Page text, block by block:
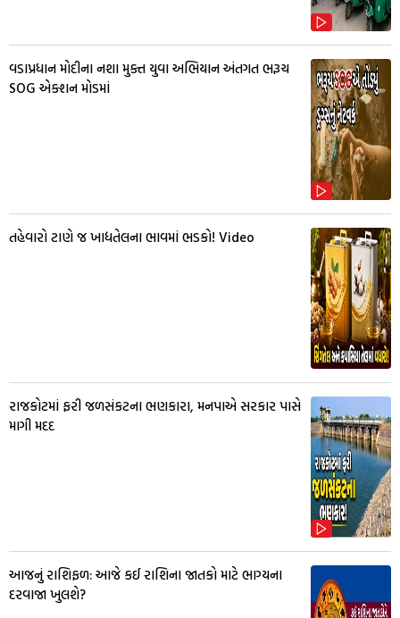
વડાપ્રધાન મોદીના નશા મુક્ત યુવા અભિયાન અંતગત ભરૂચ
SOG એક્શન મોડમાં
તહેવારો ટાણે જ ખાદ્યતેલના ભાવમાં ભડકો! Video
રાજકોટમાં ફરી જળસંકટના ભણકારા, મનપાએ સરકાર પાસે
માગી મદદ
આજનું રાશિફળ: આજે કઈ રાશિના જાતકો માટે ભાગ્યના
દરવાજા ખુલશે?